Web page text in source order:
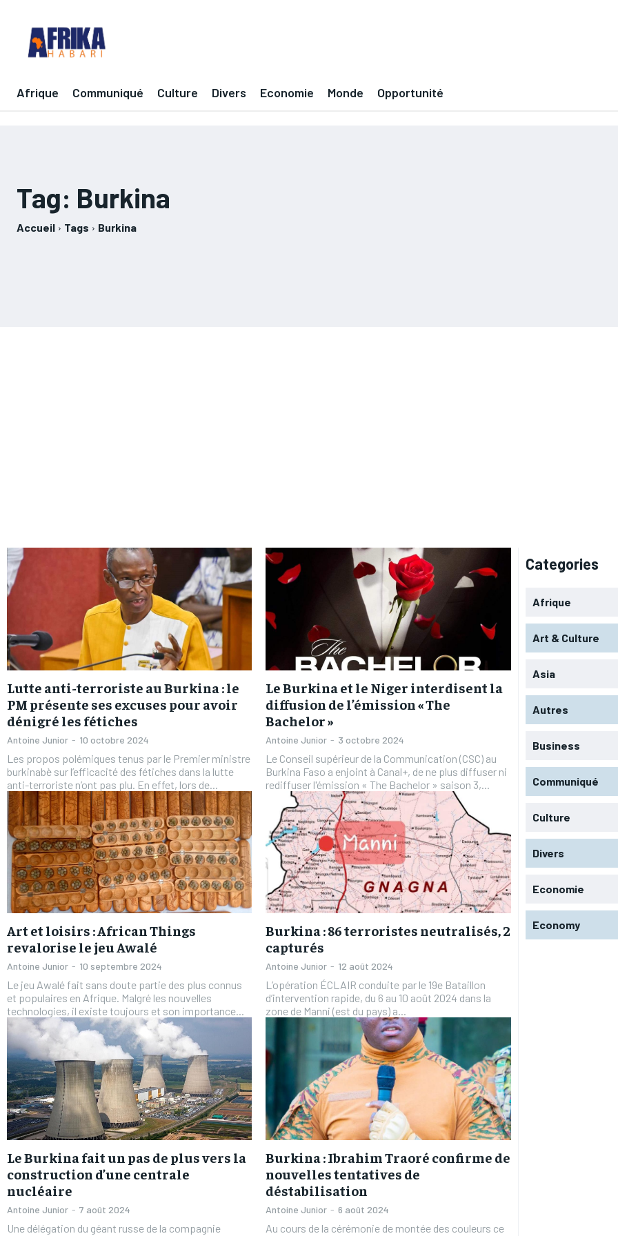
Afrique Communiqué Culture Divers Economie Monde Opportunité
Tag: Burkina
Accueil Tags Burkina
Lutte anti-terroriste au Burkina : le
PM présente ses excuses pour avoir
dénigré les fétiches
Antoine Junior - 10 octobre 2024
Les propos polémiques tenus par le Premier ministre
burkinabè sur l’efficacité des fétiches dans la lutte
anti-terroriste n’ont pas plu. En effet, lors de...
Le Burkina et le Niger interdisent la
diffusion de l’émission « The
Bachelor »
Antoine Junior - 3 octobre 2024
Le Conseil supérieur de la Communication (CSC) au
Burkina Faso a enjoint à Canal+, de ne plus diffuser ni
rediffuser l'émission « The Bachelor » saison 3,...
Art et loisirs : African Things
revalorise le jeu Awalé
Antoine Junior - 10 septembre 2024
Le jeu Awalé fait sans doute partie des plus connus
et populaires en Afrique. Malgré les nouvelles
technologies, il existe toujours et son importance...
Burkina : 86 terroristes neutralisés, 2
capturés
Antoine Junior - 12 août 2024
L’opération ÉCLAIR conduite par le 19e Bataillon
d’intervention rapide, du 6 au 10 août 2024 dans la
zone de Manni (est du pays) a...
Le Burkina fait un pas de plus vers la
construction d’une centrale
nucléaire
Antoine Junior - 7 août 2024
Une délégation du géant russe de la compagnie
Burkina : Ibrahim Traoré confirme de
nouvelles tentatives de
déstabilisation
Antoine Junior - 6 août 2024
Au cours de la cérémonie de montée des couleurs ce
Categories
Afrique
Art & Culture
Asia
Autres
Business
Communiqué
Culture
Divers
Economie
Economy